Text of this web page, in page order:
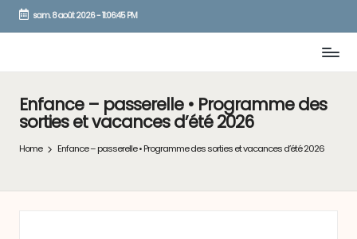
Skip
sam. 8 août 2026-11:06:45 PM
Enfance – passerelle • Programme des
sorties et vacances d’été 2026
Home Enfance – passerelle • Programme des sorties et vacances d’été 2026